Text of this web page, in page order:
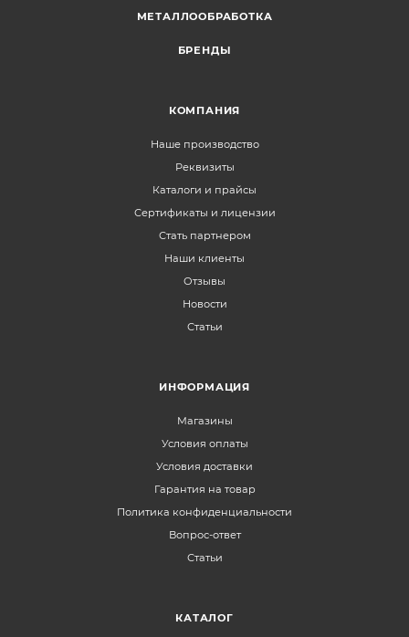
МЕТАЛЛООБРАБОТКА
БРЕНДЫ
КОМПАНИЯ
Наше производство
Реквизиты
Каталоги и прайсы
Сертификаты и лицензии
Стать партнером
Наши клиенты
Отзывы
Новости
Статьи
ИНФОРМАЦИЯ
Магазины
Условия оплаты
Условия доставки
Гарантия на товар
Политика конфиденциальности
Вопрос-ответ
Статьи
КАТАЛОГ